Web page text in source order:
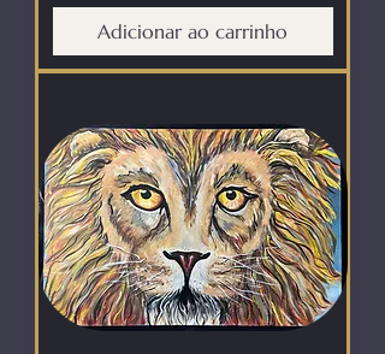
Adicionar ao carrinho